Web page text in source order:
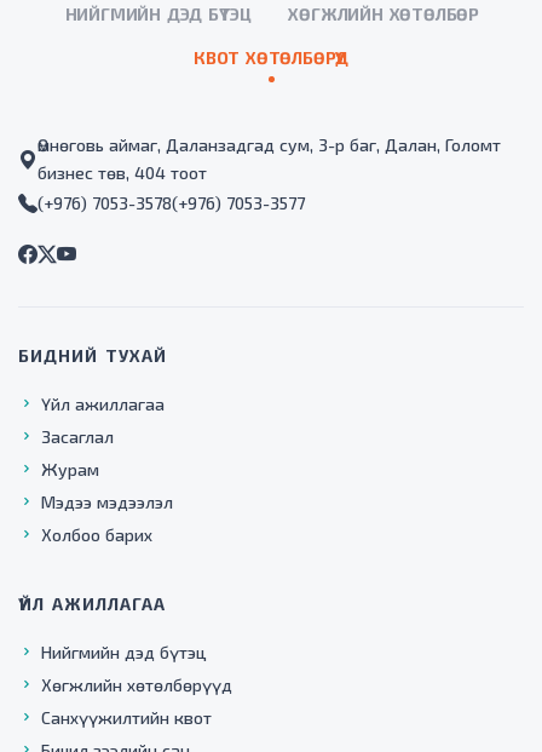
НИЙГМИЙН ДЭД БҮТЭЦ ХӨГЖЛИЙН ХӨТӨЛБӨР
КВОТ ХӨТӨЛБӨРҮҮД
Өмнөговь аймаг, Даланзадгад сум, 3-р баг, Далан, Голомт
бизнес төв, 404 тоот
(+976) 7053-3578(+976) 7053-3577
БИДНИЙ ТУХАЙ
Үйл ажиллагаа
Засаглал
Журам
Мэдээ мэдээлэл
Холбоо барих
ҮЙЛ АЖИЛЛАГАА
Нийгмийн дэд бүтэц
Хөгжлийн хөтөлбөрүүд
Санхүүжилтийн квот